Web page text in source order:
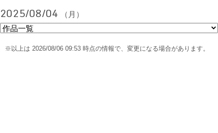
2025/08/04 （月）
※以上は 2026/08/06 09:53 時点の情報で、変更になる場合があります。